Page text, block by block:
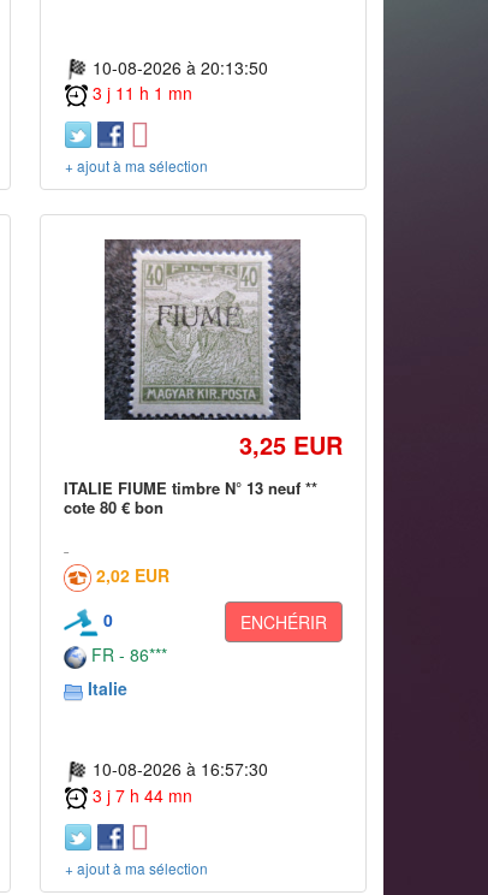
10-08-2026 à 20:13:50
3 j 11 h 1 mn
+ ajout à ma sélection
3,25 EUR
ITALIE FIUME timbre N° 13 neuf **
cote 80 € bon
2,02 EUR
0
ENCHÉRIR
FR - 86***
Italie
10-08-2026 à 16:57:30
3 j 7 h 44 mn
+ ajout à ma sélection